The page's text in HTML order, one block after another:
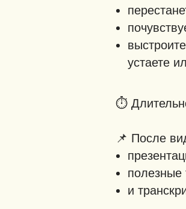
устаете
⏱️
📌 После
полезные
и